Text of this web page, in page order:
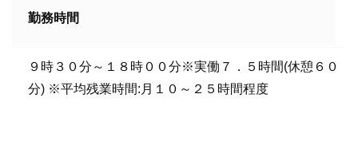
勤務時間
９時３０分～１８時００分※実働７．５時間(休憩６０
分) ※平均残業時間:月１０～２５時間程度